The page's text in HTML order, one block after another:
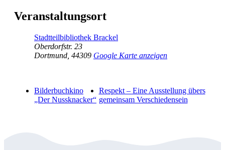
Veranstaltungsort
Stadtteilbibliothek Brackel
Oberdorfstr. 23
Dortmund 44309 Google Karte anzeigen
Bilderbuchkino
„Der Nussknacker“
Respekt – Eine Ausstellung übers
gemeinsam Verschiedensein